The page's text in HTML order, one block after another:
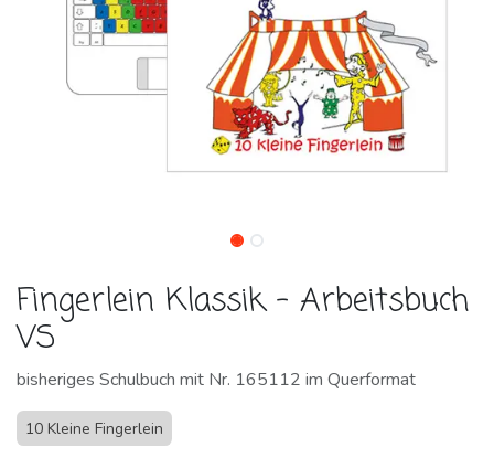
Fingerlein Klassik - Arbeitsbuch
VS
bisheriges Schulbuch mit Nr. 165112 im Querformat
10 Kleine Fingerlein